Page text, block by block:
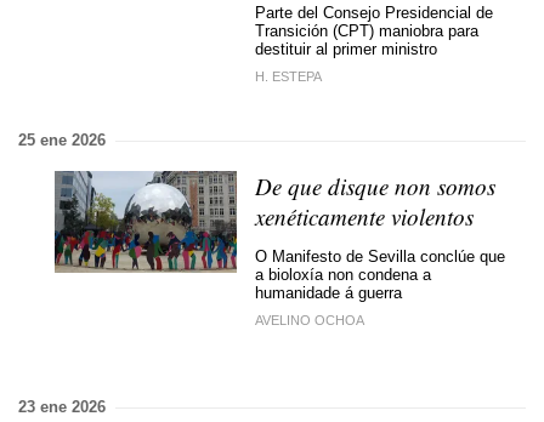
Parte del Consejo Presidencial de
Transición (CPT) maniobra para
destituir al primer ministro
H. ESTEPA
25 ene 2026
De que disque non somos
xenéticamente violentos
O Manifesto de Sevilla conclúe que
a bioloxía non condena a
humanidade á guerra
AVELINO OCHOA
23 ene 2026